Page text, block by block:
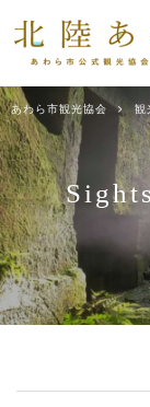
あわら市観光協会 観